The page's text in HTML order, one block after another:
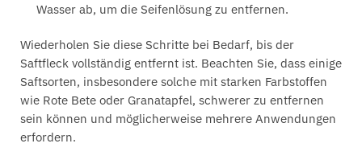
Wasser ab, um die Seifenlösung zu entfernen.
Wiederholen Sie diese Schritte bei Bedarf, bis der
Saftfleck vollständig entfernt ist. Beachten Sie, dass einige
Saftsorten, insbesondere solche mit starken Farbstoffen
wie Rote Bete oder Granatapfel, schwerer zu entfernen
sein können und möglicherweise mehrere Anwendungen
erfordern.